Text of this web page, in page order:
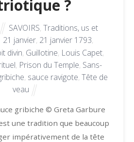
?
SAVOIRS, Traditions, us et
21 janvier, 21 janvier 1793,
divin, Guillotine, Louis Capet,
, Prison du Temple, Sans-
, sauce ravigote, Tête de
veau
gribiche © Greta Garbure
une tradition que beaucoup
impérativement de la tête